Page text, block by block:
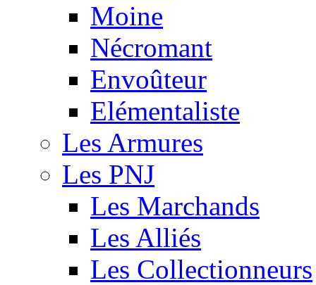
Moine
Nécromant
Envoûteur
Elémentaliste
Les Armures
Les PNJ
Les Marchands
Les Alliés
Les Collectionneurs